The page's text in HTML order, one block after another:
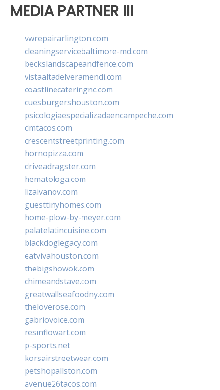
MEDIA PARTNER III
vwrepairarlington.com
cleaningservicebaltimore-md.com
beckslandscapeandfence.com
vistaaltadelveramendi.com
coastlinecateringnc.com
cuesburgershouston.com
psicologiaespecializadaencampeche.com
dmtacos.com
crescentstreetprinting.com
hornopizza.com
driveadragster.com
hematologa.com
lizaivanov.com
guesttinyhomes.com
home-plow-by-meyer.com
palatelatincuisine.com
blackdoglegacy.com
eatvivahouston.com
thebigshowok.com
chimeandstave.com
greatwallseafoodny.com
theloverose.com
gabriovoice.com
resinflowart.com
p-sports.net
korsairstreetwear.com
petshopallston.com
avenue26tacos.com